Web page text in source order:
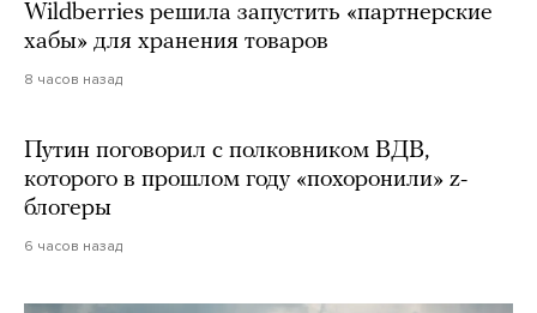
Wildberries решила запустить «партнерские
хабы» для хранения товаров
8 часов назад
Путин поговорил с полковником ВДВ,
которого в прошлом году «похоронили» z-
блогеры
6 часов назад